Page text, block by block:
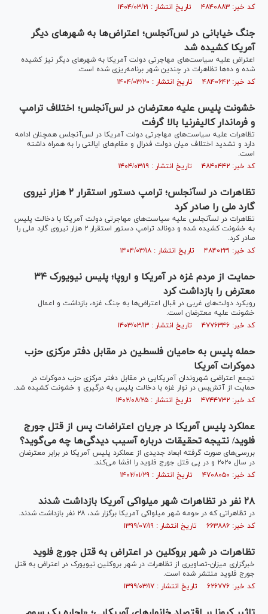
کد خبر: ۴۸۴۰۸۸۳ تاریخ انتشار : ۱۴۰۴/۰۳/۲۱
جنگ خیابانی در لس‌آنجلس؛ اعتراض‌ها به شهرهای دیگر
آمریکا کشیده شد
اعتراض علیه سیاست‌های مهاجرتی دولت آمریکا به شهر‌های دیگر نیز کشیده
شده و ده‌ها تظاهرات در چندین شهر برنامه‌ریزی شده است.
کد خبر: ۴۸۴۰۶۴۲ تاریخ انتشار : ۱۴۰۴/۰۳/۲۰
خشونت پلیس علیه معترضان در لس‌آنجلس؛ اختلاف ترامپ
و فرماندار کالیفرنیا بالا گرفت
تظاهرات علیه سیاست‌های مهاجرتی دولت آمریکا در لس‌آنجلس همچنان ادامه
دارد و تشدید اختلاف میان دولت فدرال و مقام‌های ایالتی را به همراه داشته
است.
کد خبر: ۴۸۴۰۴۴۲ تاریخ انتشار : ۱۴۰۴/۰۳/۱۹
تظاهرات در لس‎آنجلس؛ ترامپ دستور استقرار ۲ هزار نیروی
گارد ملی را صادر کرد
تظاهرات در لس‎آنجلس علیه سیاست‌های مهاجرتی دولت آمریکا با دخالت پلیس
به خشونت کشیده شده و دونالد ترامپ دستور استقرار ۲ هزار نیروی گارد ملی را
صادر کرد.
کد خبر: ۴۸۴۰۲۳۱ تاریخ انتشار : ۱۴۰۴/۰۳/۱۸
حمایت از مردم غزه در آمریکا و اروپا؛ پلیس نیویورک ۳۴
معترض را بازداشت کرد
رویکرد دولت‌های غربی در قبال اعتراض‌ها به جنگ غزه، بازداشت و اعمال
خشونت علیه معترضان است.
کد خبر: ۴۷۷۶۳۴۶ تاریخ انتشار : ۱۴۰۳/۰۳/۱۳
حمله پلیس به حامیان فلسطین در مقابل دفتر مرکزی حزب
دموکرات آمریکا
تجمع اعتراضی شهروندان آمریکایی در مقابل دفتر مرکزی حزب دموکرات در
حمایت از آتش‌بس در نوار غزه با دخالت پلیس به درگیری و خشونت کشیده شد.
کد خبر: ۴۷۴۴۷۳۲ تاریخ انتشار : ۱۴۰۲/۰۸/۲۵
عملکرد پلیس آمریکا در جریان اعتراضات پس از قتل جورج
فلوید/ نتیجه تحقیقات درباره آسیب دیدگی‌ها چه می‌گوید؟
بررسی‌های صورت گرفته ابعاد جدیدی از عملکرد پلیس آمریکا در برابر معترضان
در سال ۲۰۲۰ و در پی قتل جورج فلوید را افشا می‌کند.
کد خبر: ۴۷۰۸۰۵۰ تاریخ انتشار : ۱۴۰۲/۰۱/۲۹
۲۸ نفر در تظاهرات شهر میلواکی آمریکا بازداشت شدند
در تظاهراتی که در حومه شهر میلواکی آمریکا برگزار شد، ۲۸ نفر بازداشت شدند.
کد خبر: ۶۶۳۸۸۶ تاریخ انتشار : ۱۳۹۹/۰۷/۱۹
تظاهرات در شهر بروکلین در اعتراض به قتل جورج فلوید
خبرگزاری میزان-تصاویری از تظاهرات در شهر بروکلین نیویورک در اعتراض به قتل
جورج فلوید منتشر شده است.
کد خبر: ۶۲۶۷۷۶ تاریخ انتشار : ۱۳۹۹/۰۳/۱۷